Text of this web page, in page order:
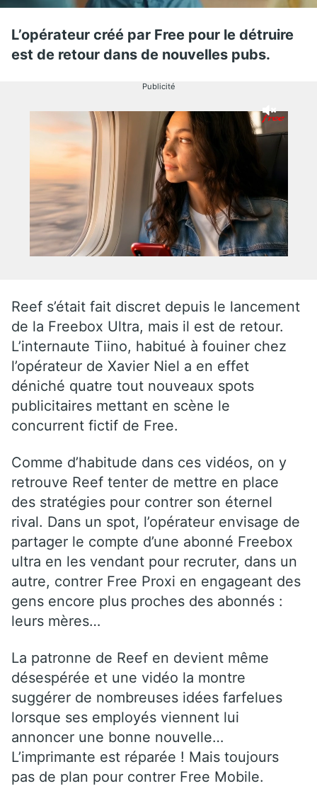
L’opérateur créé par Free pour le détruire
est de retour dans de nouvelles pubs.
Publicité
Reef s’était fait discret depuis le lancement
de la Freebox Ultra, mais il est de retour.
L’internaute Tiino, habitué à fouiner chez
l’opérateur de Xavier Niel a en effet
déniché quatre tout nouveaux spots
publicitaires mettant en scène le
concurrent fictif de Free.
Comme d’habitude dans ces vidéos, on y
retrouve Reef tenter de mettre en place
des stratégies pour contrer son éternel
rival. Dans un spot, l’opérateur envisage de
partager le compte d’une abonné Freebox
ultra en les vendant pour recruter, dans un
autre, contrer Free Proxi en engageant des
gens encore plus proches des abonnés :
leurs mères…
La patronne de Reef en devient même
désespérée et une vidéo la montre
suggérer de nombreuses idées farfelues
lorsque ses employés viennent lui
annoncer une bonne nouvelle…
L’imprimante est réparée ! Mais toujours
pas de plan pour contrer Free Mobile.